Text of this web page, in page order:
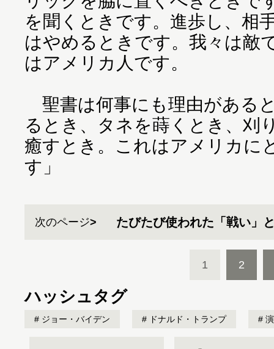
を聞くときです。進歩し、相
はやめるときです。我々は敵
はアメリカ人です。
聖書は何事にも理由がある
るとき、タネを蒔くとき、刈
癒すとき。これはアメリカに
す」
次のページ たびたび使われた「戦い」
1 2
ハッシュタグ
ジョー・バイデン ドナルド・トランプ